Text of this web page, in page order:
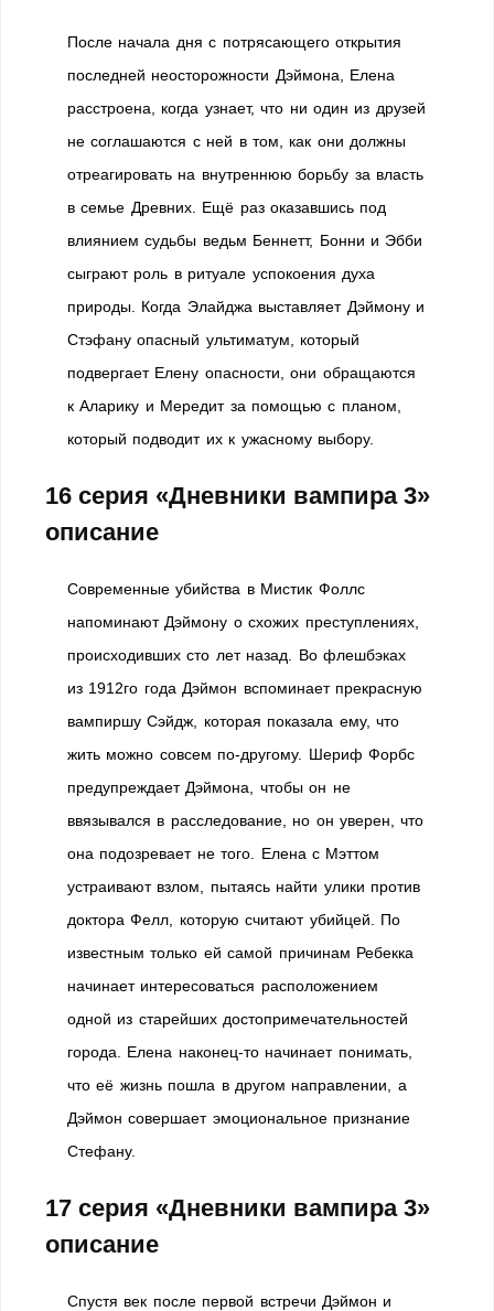
После начала дня с потрясающего открытия
последней неосторожности Дэймона, Елена
расстроена, когда узнает, что ни один из друзей
не соглашаются с ней в том, как они должны
отреагировать на внутреннюю борьбу за власть
в семье Древних. Ещё раз оказавшись под
влиянием судьбы ведьм Беннетт, Бонни и Эбби
сыграют роль в ритуале успокоения духа
природы. Когда Элайджа выставляет Дэймону и
Стэфану опасный ультиматум, который
подвергает Елену опасности, они обращаются
к Аларику и Мередит за помощью с планом,
который подводит их к ужасному выбору.
16 серия «Дневники вампира 3»
описание
Современные убийства в Мистик Фоллс
напоминают Дэймону о схожих преступлениях,
происходивших сто лет назад. Во флешбэках
из 1912го года Дэймон вспоминает прекрасную
вампиршу Сэйдж, которая показала ему, что
жить можно совсем по-другому. Шериф Форбс
предупреждает Дэймона, чтобы он не
ввязывался в расследование, но он уверен, что
она подозревает не того. Елена с Мэттом
устраивают взлом, пытаясь найти улики против
доктора Фелл, которую считают убийцей. По
известным только ей самой причинам Ребекка
начинает интересоваться расположением
одной из старейших достопримечательностей
города. Елена наконец-то начинает понимать,
что её жизнь пошла в другом направлении, а
Дэймон совершает эмоциональное признание
Стефану.
17 серия «Дневники вампира 3»
описание
Спустя век после первой встречи Дэймон и